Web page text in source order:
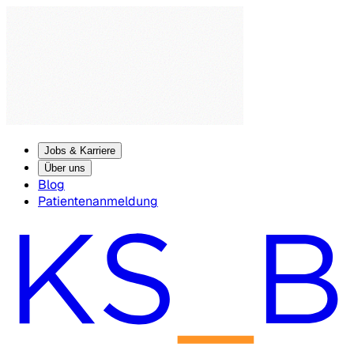
Jobs & Karriere
Über uns
Blog
Patientenanmeldung